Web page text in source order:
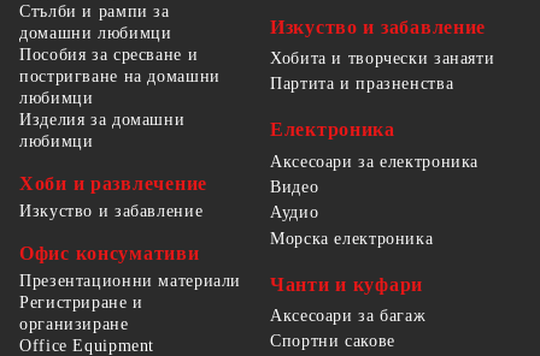
Стълби и рампи за
домашни любимци
Пособия за сресване и
постригване на домашни
любимци
Изделия за домашни
любимци
Хоби и развлечение
Изкуство и забавление
Офис консумативи
Презентационни материали
Регистриране и
организиране
Office Equipment
Изкуство и забавление
Хобита и творчески занаяти
Партита и празненства
Електроника
Аксесоари за електроника
Видео
Аудио
Морска електроника
Чанти и куфари
Аксесоари за багаж
Спортни сакове